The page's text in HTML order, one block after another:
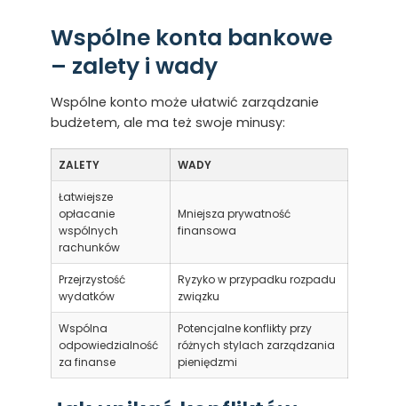
Wspólne konta bankowe
– zalety i wady
Wspólne konto może ułatwić zarządzanie
budżetem, ale ma też swoje minusy:
ZALETY WADY
Łatwiejsze
opłacanie
wspólnych
rachunków
Mniejsza prywatność
finansowa
Przejrzystość
wydatków
Ryzyko w przypadku rozpadu
związku
Wspólna
odpowiedzialność
za finanse
Potencjalne konflikty przy
różnych stylach zarządzania
pieniędzmi